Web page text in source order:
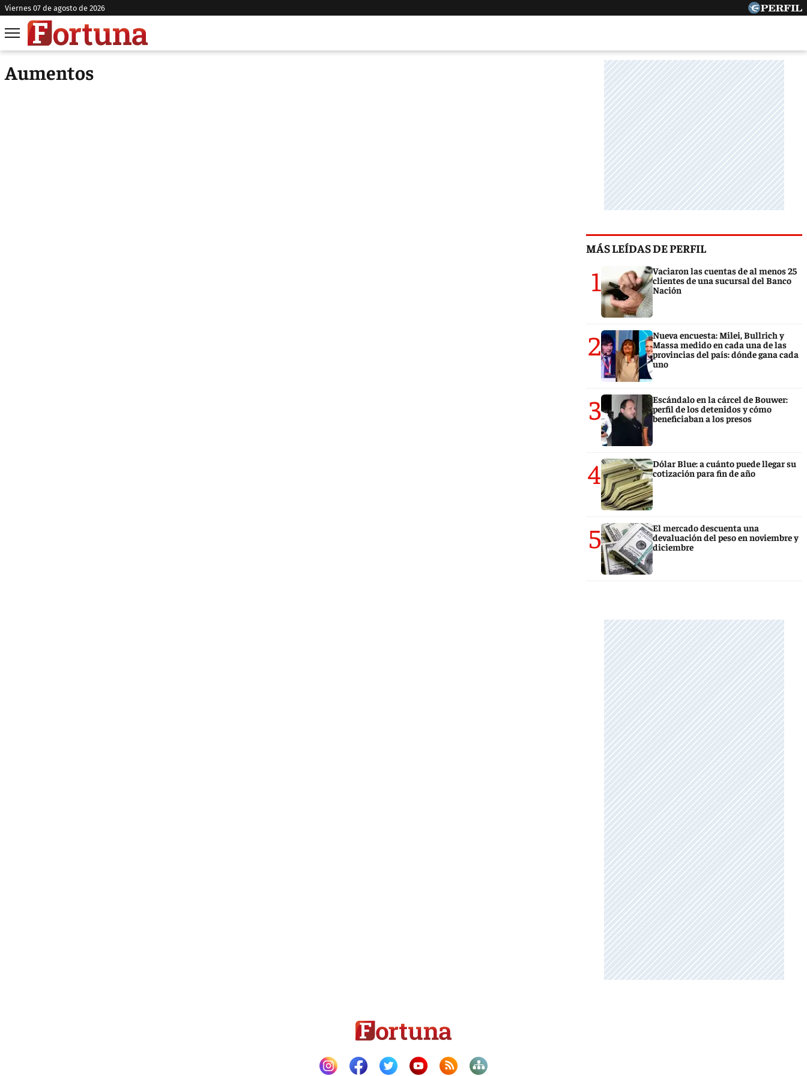
viernes 07 de agosto de 2026
Aumentos
MÁS LEÍDAS DE PERFIL
1
Vaciaron las cuentas de al menos 25
clientes de una sucursal del Banco
Nación
2
Nueva encuesta: Milei, Bullrich y
Massa medido en cada una de las
provincias del país: dónde gana cada
uno
3
Escándalo en la cárcel de Bouwer:
perfil de los detenidos y cómo
beneficiaban a los presos
4
Dólar Blue: a cuánto puede llegar su
cotización para fin de año
5
El mercado descuenta una
devaluación del peso en noviembre y
diciembre